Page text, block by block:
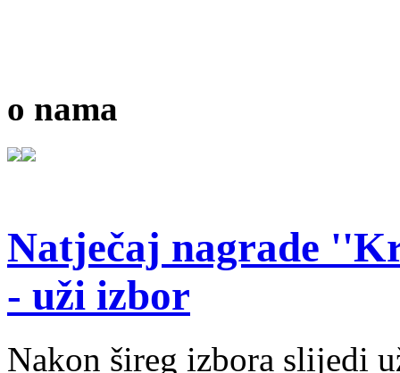
o nama
Natječaj nagrade
- uži izbor
Nakon šireg izbora slijedi